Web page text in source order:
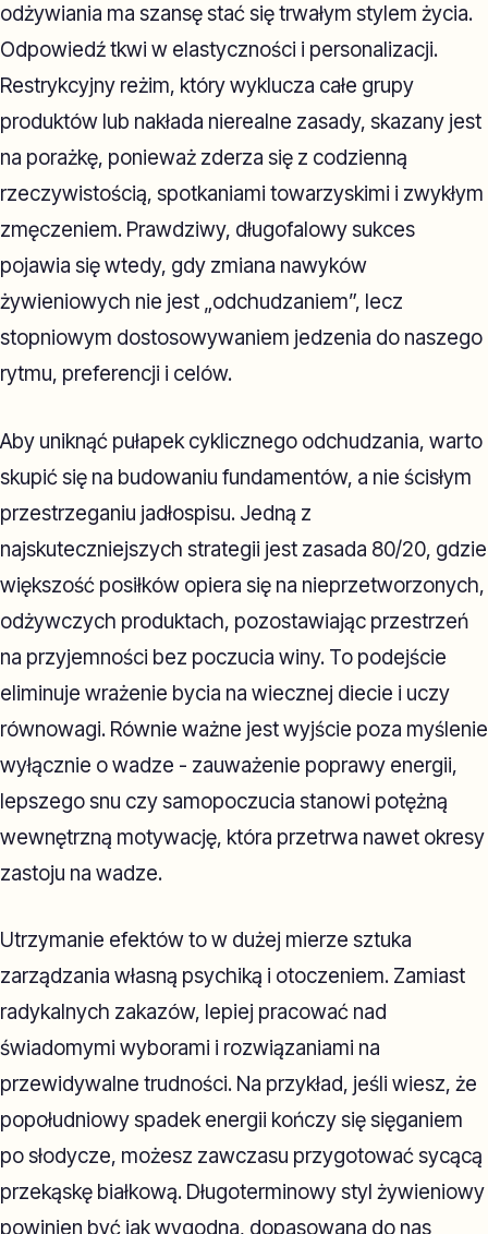
odżywiania ma szansę stać się trwałym stylem życia.
Odpowiedź tkwi w elastyczności i personalizacji.
Restrykcyjny reżim, który wyklucza całe grupy
produktów lub nakłada nierealne zasady, skazany jest
na porażkę, ponieważ zderza się z codzienną
rzeczywistością, spotkaniami towarzyskimi i zwykłym
zmęczeniem. Prawdziwy, długofalowy sukces
pojawia się wtedy, gdy zmiana nawyków
żywieniowych nie jest „odchudzaniem”, lecz
stopniowym dostosowywaniem jedzenia do naszego
rytmu, preferencji i celów.
Aby uniknąć pułapek cyklicznego odchudzania, warto
skupić się na budowaniu fundamentów, a nie ścisłym
przestrzeganiu jadłospisu. Jedną z
najskuteczniejszych strategii jest zasada 80/20, gdzie
większość posiłków opiera się na nieprzetworzonych,
odżywczych produktach, pozostawiając przestrzeń
na przyjemności bez poczucia winy. To podejście
eliminuje wrażenie bycia na wiecznej diecie i uczy
równowagi. Równie ważne jest wyjście poza myślenie
wyłącznie o wadze - zauważenie poprawy energii,
lepszego snu czy samopoczucia stanowi potężną
wewnętrzną motywację, która przetrwa nawet okresy
zastoju na wadze.
Utrzymanie efektów to w dużej mierze sztuka
zarządzania własną psychiką i otoczeniem. Zamiast
radykalnych zakazów, lepiej pracować nad
świadomymi wyborami i rozwiązaniami na
przewidywalne trudności. Na przykład, jeśli wiesz, że
popołudniowy spadek energii kończy się sięganiem
po słodycze, możesz zawczasu przygotować sycącą
przekąskę białkową. Długoterminowy styl żywieniowy
powinien być jak wygodna, dopasowana do nas